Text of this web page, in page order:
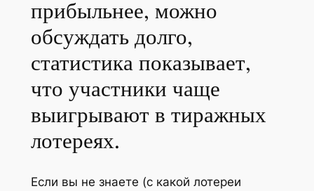
прибыльнее, можно
обсуждать долго,
статистика показывает,
что участники чаще
выигрывают в тиражных
лотереях.
Если вы не знаете (с какой лотереи